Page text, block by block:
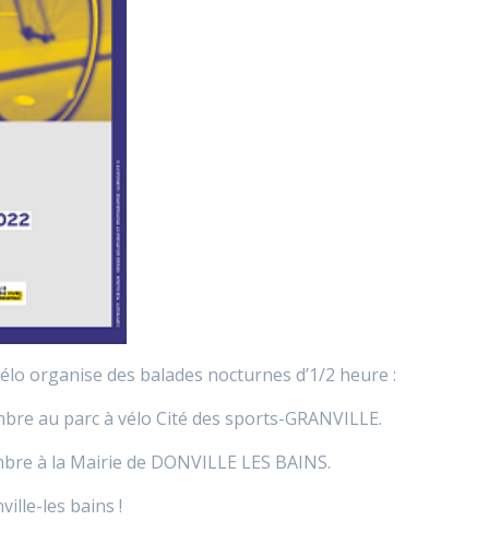
organise des balades nocturnes d’1/2 heure :
au parc à vélo Cité des sports-GRANVILLE.
à la Mairie de DONVILLE LES BAINS.
les bains !